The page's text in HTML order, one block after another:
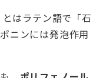
はラテン語で「石
ニンには発泡作用